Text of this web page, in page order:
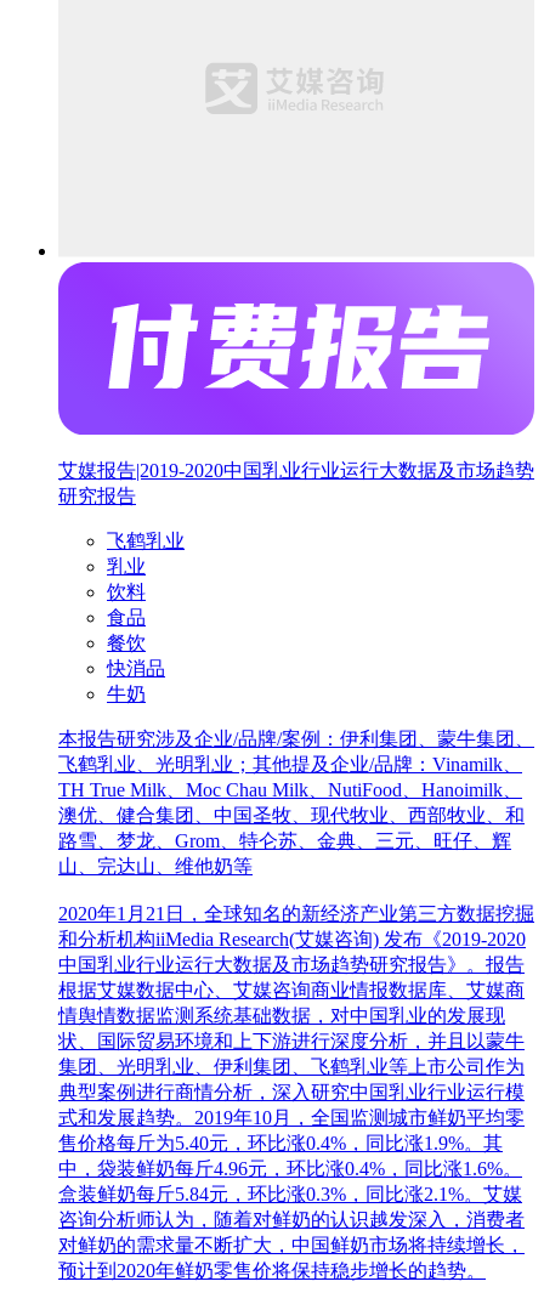
艾媒报告|2019-2020中国乳业行业运行大数据及市场趋势
研究报告
飞鹤乳业
乳业
饮料
食品
餐饮
快消品
牛奶
本报告研究涉及企业/品牌/案例：伊利集团、蒙牛集团、
飞鹤乳业、光明乳业；其他提及企业/品牌：Vinamilk、
TH True Milk、Moc Chau Milk、NutiFood、Hanoimilk、
澳优、健合集团、中国圣牧、现代牧业、西部牧业、和
路雪、梦龙、Grom、特仑苏、金典、三元、旺仔、辉
山、完达山、维他奶等
2020年1月21日，全球知名的新经济产业第三方数据挖掘
和分析机构iiMedia Research(艾媒咨询) 发布《2019-2020
中国乳业行业运行大数据及市场趋势研究报告》。报告
根据艾媒数据中心、艾媒咨询商业情报数据库、艾媒商
情舆情数据监测系统基础数据，对中国乳业的发展现
状、国际贸易环境和上下游进行深度分析，并且以蒙牛
集团、光明乳业、伊利集团、飞鹤乳业等上市公司作为
典型案例进行商情分析，深入研究中国乳业行业运行模
式和发展趋势。2019年10月，全国监测城市鲜奶平均零
售价格每斤为5.40元，环比涨0.4%，同比涨1.9%。其
中，袋装鲜奶每斤4.96元，环比涨0.4%，同比涨1.6%。
盒装鲜奶每斤5.84元，环比涨0.3%，同比涨2.1%。艾媒
咨询分析师认为，随着对鲜奶的认识越发深入，消费者
对鲜奶的需求量不断扩大，中国鲜奶市场将持续增长，
预计到2020年鲜奶零售价将保持稳步增长的趋势。